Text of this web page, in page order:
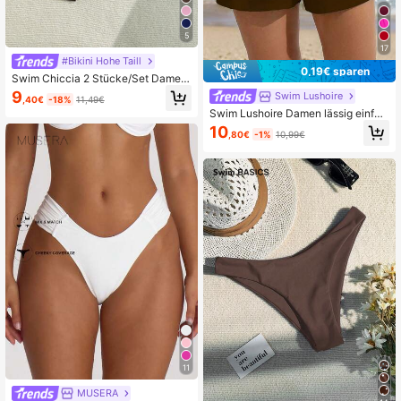
5
#Bikini Hohe Taill
Swim Chiccia 2 Stücke/Set Damen
Bikini Set mit dreieckigem Unterteil
9 ,40€ -18% 11,49€
11
MUSERA
17
0,19€ sparen
Swim Lushoire
Swim Lushoire Damen lässig einfar
bige Taschen Strandshorts
10 ,80€ -1% 10,99€